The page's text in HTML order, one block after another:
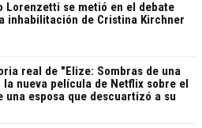
Lorenzetti se metió en el debate
inhabilitación de Cristina Kirchner
real de "Elize: Sombras de una
la nueva película de Netflix sobre el
una esposa que descuartizó a su